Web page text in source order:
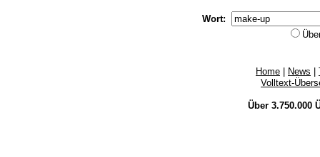
Wort:
Home News
Volltext-
Über 3.750.000